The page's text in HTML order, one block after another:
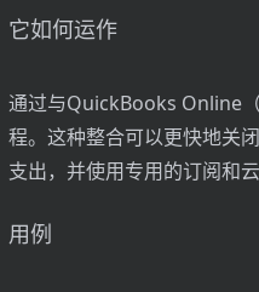
它如何运作
通过与QuickBooks Online
程。这种整合可以更快地关
支出，并使用专用的订阅和
用例